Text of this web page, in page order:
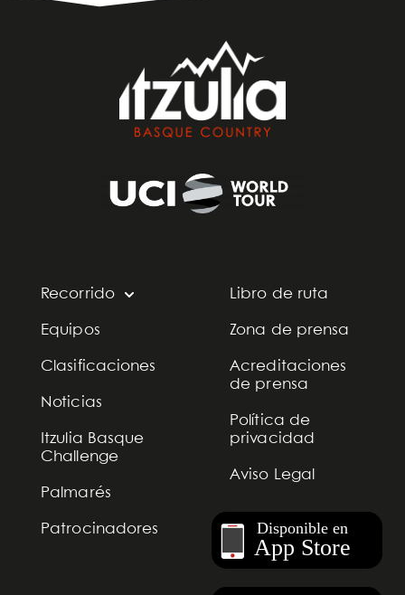
Recorrido
Equipos
Clasificaciones
Noticias
Itzulia Basque
Challenge
Palmarés
Patrocinadores
Libro de ruta
Zona de prensa
Acreditaciones
de prensa
Política de
privacidad
Aviso Legal